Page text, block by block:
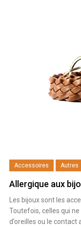
Accessoires Autres
Allergique aux
Les bijoux sont les
Toutefois, celles qui
d’oreilles ou le